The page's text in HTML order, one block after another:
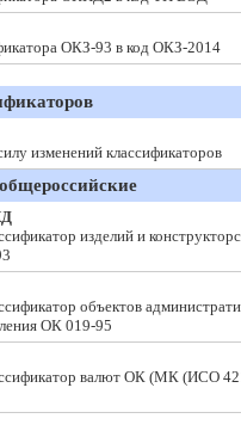
ОКЗ-93 в код ОКЗ-2014
изменений классификаторов
изделий и
объектов
ОК 019-95
валют ОК (МК (ИСО